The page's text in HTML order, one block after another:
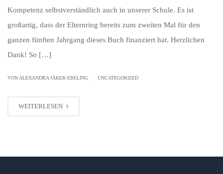
Kompetenz selbstverständlich auch in unserer Schule. Es ist
großartig, dass der Elternring bereits zum zweiten Mal für den
ganzen fünften Jahrgang dieses Buch finanziert hat. Herzlichen
Dank! So […]
VON ALEXANDRA JÄKER-EBELING UNCATEGORIZED
WEITERLESEN